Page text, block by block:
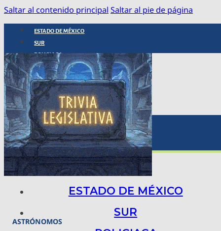
Saltar al contenido principal Saltar al pie de página
ESTADO DE MÉXICO
SUR
POLICIACA
NACIONAL
INTERNACIONAL
ARTE, CIENCIA Y TECNOLOGÍA
COLUMNAS
BAJO LA LUPA
RASTROS Y ROSTROS
VÍNCULOS ANIMALES
ESTADO DE MÉXICO
SUR
ASTRÓNOMOS